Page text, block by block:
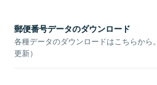
郵便番号データのダウンロード
各種データのダウンロードはこちらから
更新）